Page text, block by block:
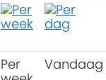
Per
Vandaag